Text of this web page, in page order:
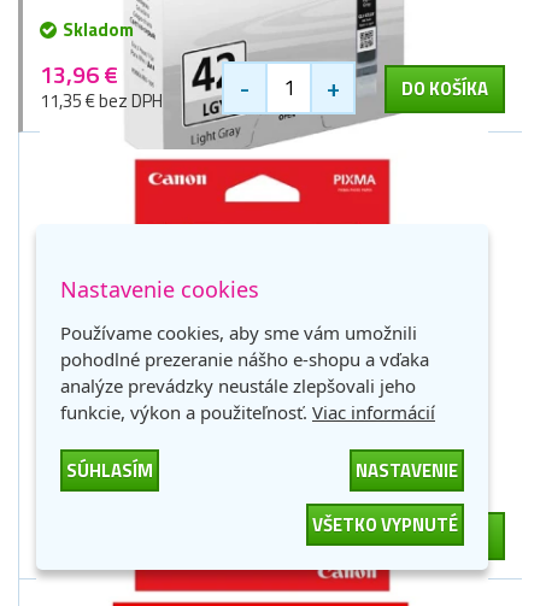
Skladom
13,96 €
11,35 € bez DPH - + DO KOŠÍKA
Canon Photo paper Everyday Use, foto papír, lesklý,
biela, 10x15cm, 4x6", 210 g/m2, 100 ks, GP-501,
tonerový
Skladom > 9 ks
+ DO KOŠÍKA
Nastavenie cookies
Používame cookies, aby sme vám umožnili
pohodlné prezeranie nášho e-shopu a vďaka
analýze prevádzky neustále zlepšovali jeho
funkcie, výkon a použiteľnosť. Viac informácií
SÚHLASÍM
NASTAVENIE
VŠETKO VYPNUTÉ